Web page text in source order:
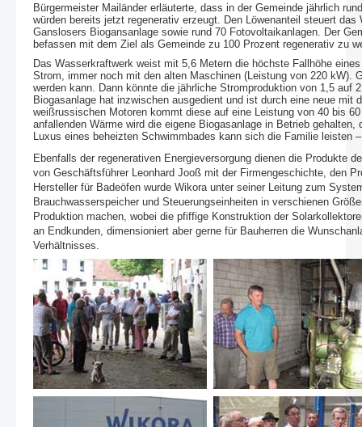
Bürgermeister Mailänder erläuterte, dass in der Gemeinde jährlich
würden bereits jetzt regenerativ erzeugt. Den Löwenanteil steuert
Ganslosers Biogansanlage sowie rund 70 Fotovoltaikanlagen. Der
befassen mit dem Ziel als Gemeinde zu 100 Prozent regenerativ zu
Das Wasserkraftwerk weist mit 5,6 Metern die höchste Fallhöhe
Strom, immer noch mit den alten Maschinen (Leistung von 220 kW).
werden kann. Dann könnte die jährliche Stromproduktion von 1,5
Biogasanlage hat inzwischen ausgedient und ist durch eine neue
weißrussischen Motoren kommt diese auf eine Leistung von 40 bis
anfallenden Wärme wird die eigene Biogasanlage in Betrieb
Luxus eines beheizten Schwimmbades kann sich die Familie leisten
Ebenfalls der regenerativen Energieversorgung dienen die Produkte
von Geschäftsführer Leonhard Jooß mit der Firmengeschichte, den
Hersteller für Badeöfen wurde Wikora unter seiner Leitung zum
Brauchwasserspeicher und Steuerungseinheiten in verschienen
Produktion machen, wobei die pfiffige Konstruktion der
an Endkunden, dimensioniert aber gerne für Bauherren die
Verhältnisses.